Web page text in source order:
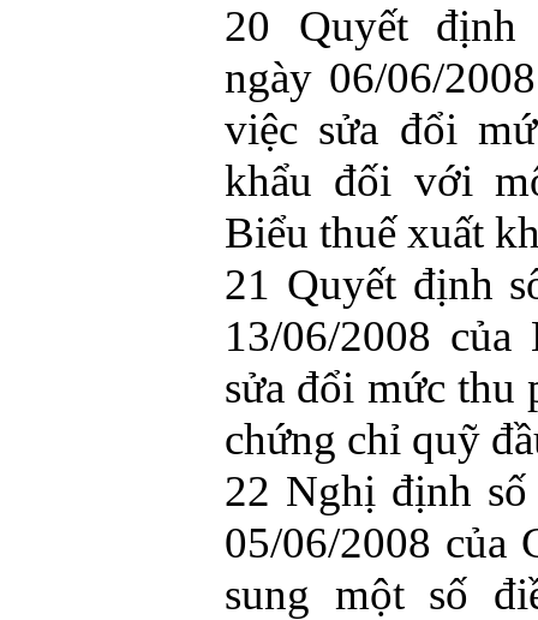
20 Quyết định
ngày 06/06/
việc sửa đổi
khẩu đối với
Biểu thuế xuất
21 Quyết định
13/06/2008
sửa đổi mức thu
chứng chỉ quỹ
22 Nghị định
05/06/2008 của
sung một số